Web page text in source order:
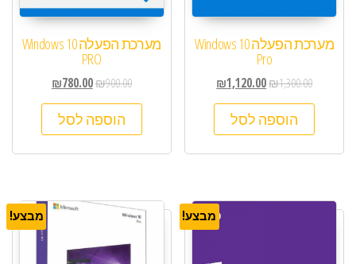
מערכת הפעלה Windows 10
Pro
₪1,300.00
₪1,120.00
הוספה לסל
מערכת הפעלה Windows 10
PRO
₪900.00
₪780.00
הוספה לסל
מבצע! מבצע!